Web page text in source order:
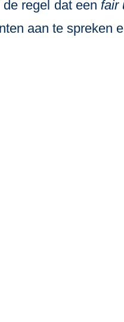
regel dat een fair
aan te spreken